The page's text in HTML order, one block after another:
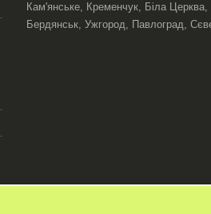
Кам'янське, Кременчук, Біла
Бердянськ, Ужгород, Павлоград,